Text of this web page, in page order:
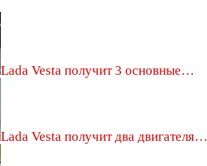
Lada Vesta получит 3 основные…
Lada Vesta получит два двигателя…